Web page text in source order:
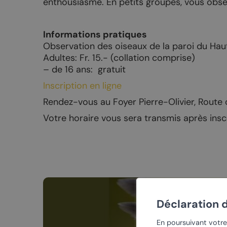
Découvrir Chamoson à pied
Le Chemin du vignoble Fully,
Saillon, Leytron, Chamoson
Le Tour des Muverans
Randonnées hivernales
Eglise de
Village
Eglise de
Agenda général
Objets
Informations pratiques
Observation des oiseaux de la paroi du
Adultes: Fr. 15.- (collation comprise)
– de 16 ans: gratuit
Inscription en ligne
Rendez-vous au Foyer Pierre-Olivier,
Votre horaire vous sera transmis après
Déclaration
En poursuivant